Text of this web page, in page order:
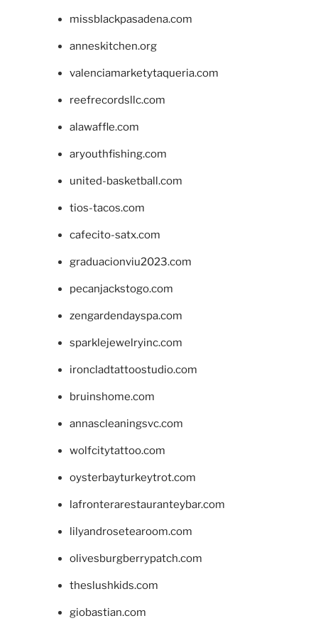
missblackpasadena.com
anneskitchen.org
valenciamarketytaqueria.com
reefrecordsllc.com
alawaffle.com
aryouthfishing.com
united-basketball.com
tios-tacos.com
cafecito-satx.com
graduacionviu2023.com
pecanjackstogo.com
zengardendayspa.com
sparklejewelryinc.com
ironcladtattoostudio.com
bruinshome.com
annascleaningsvc.com
wolfcitytattoo.com
oysterbayturkeytrot.com
lafronterarestauranteybar.com
lilyandrosetearoom.com
olivesburgberrypatch.com
theslushkids.com
giobastian.com